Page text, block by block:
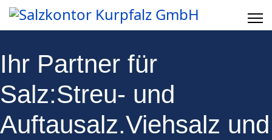
Ihr Partner für
Salz:Streu- und
Auftausalz.Viehsalz und